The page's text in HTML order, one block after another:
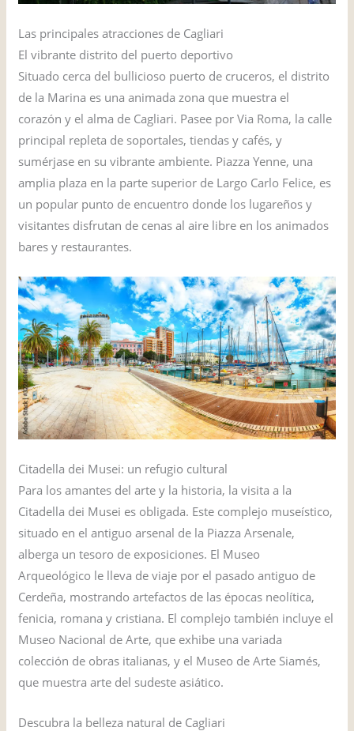
Las principales atracciones de Cagliari
El vibrante distrito del puerto deportivo
Situado cerca del bullicioso puerto de cruceros, el distrito
de la Marina es una animada zona que muestra el
corazón y el alma de Cagliari. Pasee por Via Roma, la calle
principal repleta de soportales, tiendas y cafés, y
sumérjase en su vibrante ambiente. Piazza Yenne, una
amplia plaza en la parte superior de Largo Carlo Felice, es
un popular punto de encuentro donde los lugareños y
visitantes disfrutan de cenas al aire libre en los animados
bares y restaurantes.
Citadella dei Musei: un refugio cultural
Para los amantes del arte y la historia, la visita a la
Citadella dei Musei es obligada. Este complejo museístico,
situado en el antiguo arsenal de la Piazza Arsenale,
alberga un tesoro de exposiciones. El Museo
Arqueológico le lleva de viaje por el pasado antiguo de
Cerdeña, mostrando artefactos de las épocas neolítica,
fenicia, romana y cristiana. El complejo también incluye el
Museo Nacional de Arte, que exhibe una variada
colección de obras italianas, y el Museo de Arte Siamés,
que muestra arte del sudeste asiático.
Descubra la belleza natural de Cagliari